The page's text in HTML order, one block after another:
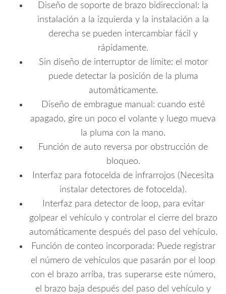
Diseño de soporte de brazo bidireccional: la
instalación a la izquierda y la instalación a la
derecha se pueden intercambiar fácil y
rápidamente.
Sin diseño de interruptor de límite: el motor
puede detectar la posición de la pluma
automáticamente.
Diseño de embrague manual: cuando esté
apagado, gire un poco el volante y luego mueva
la pluma con la mano.
Función de auto reversa por obstrucción de
bloqueo.
Interfaz para fotocelda de infrarrojos (Necesita
instalar detectores de fotocelda).
Interfaz para detector de loop, para evitar
golpear el vehículo y controlar el cierre del brazo
automáticamente después del paso del vehículo.
Función de conteo incorporada: Puede registrar
el número de vehículos que pasarán por el loop
con el brazo arriba, tras superarse este número,
el brazo baja después del paso del vehículo y